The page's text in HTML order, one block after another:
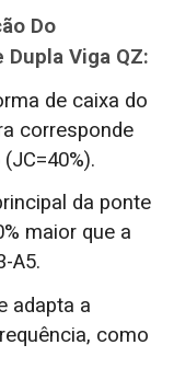
Do
Viga QZ:
de caixa do
corresponde
da ponte
maior que a
A5.
adapta a
como